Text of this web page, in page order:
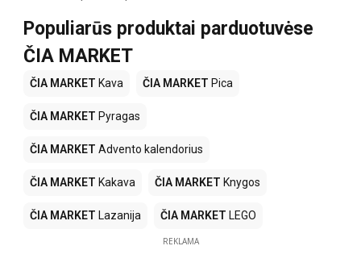
Populiarūs produktai parduotuvėse
ČIA MARKET
ČIA MARKET Kava ČIA MARKET Pica
ČIA MARKET Pyragas
ČIA MARKET Advento kalendorius
ČIA MARKET Kakava ČIA MARKET Knygos
ČIA MARKET Lazanija ČIA MARKET LEGO
REKLAMA